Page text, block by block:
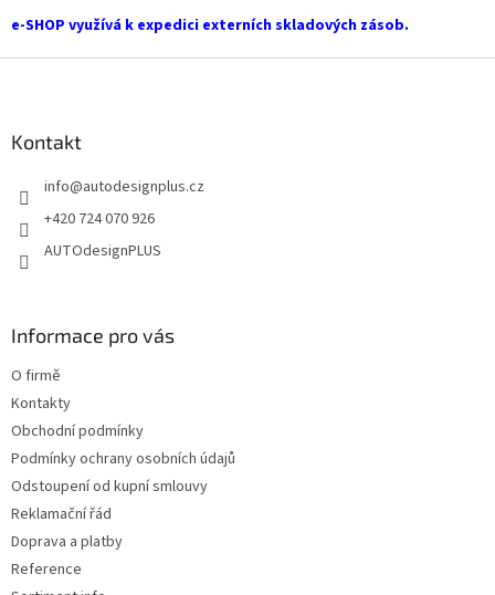
e-SHOP využívá k expedici externích skladových zásob.
Kontakt
info@autodesignplus.cz
+420 724 070 926
AUTOdesignPLUS
Informace pro vás
O firmě
Kontakty
Obchodní podmínky
Podmínky ochrany osobních údajů
Odstoupení od kupní smlouvy
Reklamační řád
Doprava a platby
Reference